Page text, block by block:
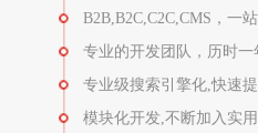
B2B,B2C,C2C,CMS，一
专业的开发团队，历时
专业级搜索引擎化,快速
模块化开发,不断加入实